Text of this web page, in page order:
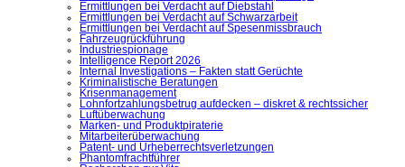
Ermittlungen bei Verdacht auf Diebstahl
Ermittlungen bei Verdacht auf Schwarzarbeit
Ermittlungen bei Verdacht auf Spesenmissbrauch
Fahrzeugrückführung
Industriespionage
Intelligence Report 2026
Internal Investigations – Fakten statt Gerüchte
Kriminalistische Beratungen
Krisenmanagement
Lohnfortzahlungsbetrug aufdecken – diskret & rechtssicher
Luftüberwachung
Marken- und Produktpiraterie
Mitarbeiterüberwachung
Patent- und Urheberrechtsverletzungen
Phantomfrachtführer